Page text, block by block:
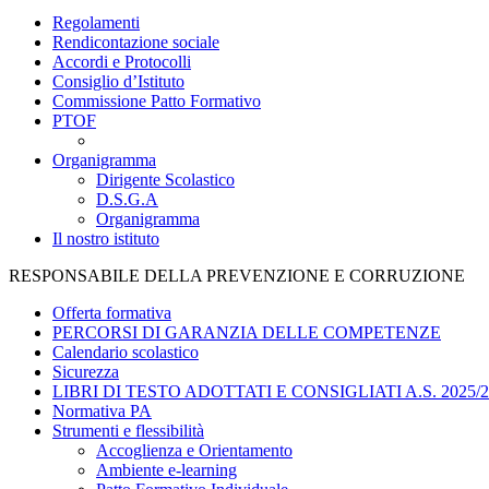
Regolamenti
Rendicontazione sociale
Accordi e Protocolli
Consiglio d’Istituto
Commissione Patto Formativo
PTOF
Organigramma
Dirigente Scolastico
D.S.G.A
Organigramma
Il nostro istituto
RESPONSABILE DELLA PREVENZIONE E CORRUZIONE
Offerta formativa
PERCORSI DI GARANZIA DELLE COMPETENZE
Calendario scolastico
Sicurezza
LIBRI DI TESTO ADOTTATI E CONSIGLIATI A.S. 2025/
Normativa PA
Strumenti e flessibilità
Accoglienza e Orientamento
Ambiente e-learning